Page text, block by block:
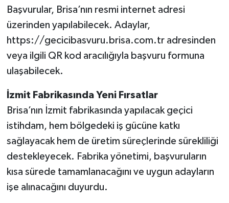
Başvurular, Brisa’nın resmi internet adresi
üzerinden yapılabilecek. Adaylar,
https://gecicibasvuru.brisa.com.tr adresinden
veya ilgili QR kod aracılığıyla başvuru formuna
ulaşabilecek.
İzmit Fabrikasında Yeni Fırsatlar
Brisa’nın İzmit fabrikasında yapılacak geçici
istihdam, hem bölgedeki iş gücüne katkı
sağlayacak hem de üretim süreçlerinde sürekliliği
destekleyecek. Fabrika yönetimi, başvuruların
kısa sürede tamamlanacağını ve uygun adayların
işe alınacağını duyurdu.